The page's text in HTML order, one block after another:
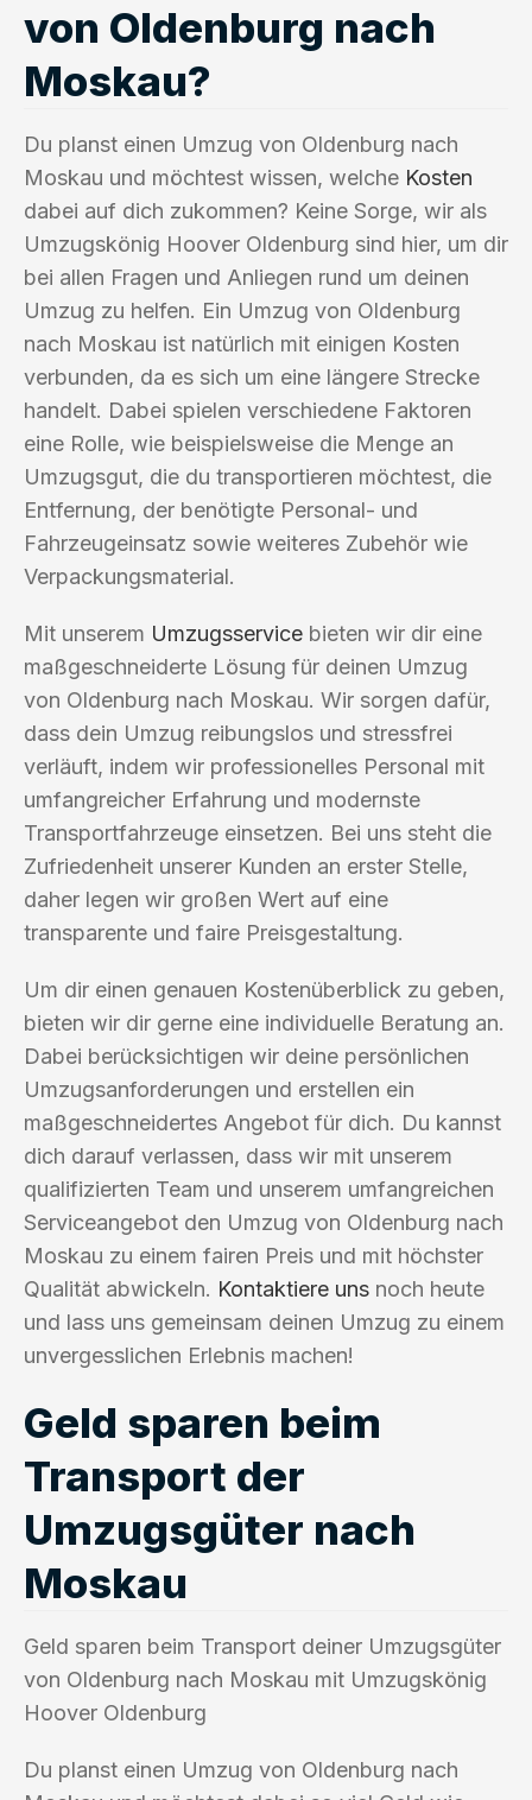
von Oldenburg nach
Moskau?
Du planst einen Umzug von Oldenburg nach
Moskau und möchtest wissen, welche Kosten
dabei auf dich zukommen? Keine Sorge, wir als
Umzugskönig Hoover Oldenburg sind hier, um dir
bei allen Fragen und Anliegen rund um deinen
Umzug zu helfen. Ein Umzug von Oldenburg
nach Moskau ist natürlich mit einigen Kosten
verbunden, da es sich um eine längere Strecke
handelt. Dabei spielen verschiedene Faktoren
eine Rolle, wie beispielsweise die Menge an
Umzugsgut, die du transportieren möchtest, die
Entfernung, der benötigte Personal- und
Fahrzeugeinsatz sowie weiteres Zubehör wie
Verpackungsmaterial.
Mit unserem Umzugsservice bieten wir dir eine
maßgeschneiderte Lösung für deinen Umzug
von Oldenburg nach Moskau. Wir sorgen dafür,
dass dein Umzug reibungslos und stressfrei
verläuft, indem wir professionelles Personal mit
umfangreicher Erfahrung und modernste
Transportfahrzeuge einsetzen. Bei uns steht die
Zufriedenheit unserer Kunden an erster Stelle,
daher legen wir großen Wert auf eine
transparente und faire Preisgestaltung.
Um dir einen genauen Kostenüberblick zu geben,
bieten wir dir gerne eine individuelle Beratung an.
Dabei berücksichtigen wir deine persönlichen
Umzugsanforderungen und erstellen ein
maßgeschneidertes Angebot für dich. Du kannst
dich darauf verlassen, dass wir mit unserem
qualifizierten Team und unserem umfangreichen
Serviceangebot den Umzug von Oldenburg nach
Moskau zu einem fairen Preis und mit höchster
Qualität abwickeln. Kontaktiere uns noch heute
und lass uns gemeinsam deinen Umzug zu einem
unvergesslichen Erlebnis machen!
Geld sparen beim
Transport der
Umzugsgüter nach
Moskau
Geld sparen beim Transport deiner Umzugsgüter
von Oldenburg nach Moskau mit Umzugskönig
Hoover Oldenburg
Du planst einen Umzug von Oldenburg nach